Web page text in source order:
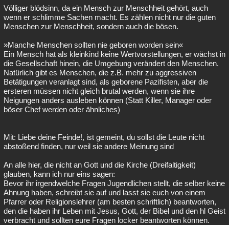
Völliger blödsinn, da ein Mensch zur Menschheit gehört, auch
wenn er schlimme Sachen macht. Es zählen nicht nur die guten
Menschen zur Menschheit, sondern auch die bösen.
»Manche Menschen sollten nie geboren worden sein«
Ein Mensch hat als kleinkind keine Wertvorstellungen, er wächst in
die Gesellschaft hinein, die Umgebung verändert den Menschen.
Natürlich gibt es Menschen, die z.B. mehr zu aggressiven
Betätigungen veranlagt sind, als geborene Pazifisten, aber die
ersteren müssen nicht gleich brutal werden, wenn sie ihre
Neigungen anders ausleben können (Statt Killer, Manager oder
böser Chef werden oder ähnliches)
Mit: Liebe deine Feinde!, ist gemeint, du sollst die Leute nicht
abstoßend finden, nur weil sie andere Meinung sind
An alle hier, die nicht an Gott und die Kirche (Dreifaltigkeit)
glauben, kann ich nur eins sagen:
Bevor ihr irgendwelche Fragen Jugendlichen stellt, die selber keine
Ahnung haben, schreibt sie auf und lasst sie euch von einem
Pfarrer oder Religionslehrer (am besten schriftlich) beantworten,
den die haben ihr Leben mit Jesus, Gott, der Bibel und den hl Geist
verbracht und sollten eure Fragen locker beantworten können.